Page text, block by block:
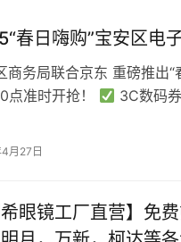
春日嗨购”宝安区电
商务局联合京东 重磅推出
点准时开抢！
3C数码
月27日
希眼镜工厂直营】免